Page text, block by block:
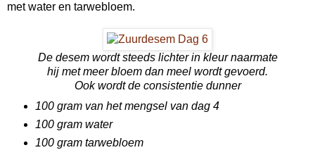
met water en tarwebloem.
De desem wordt steeds lichter in kleur naarmate
hij met meer bloem dan meel wordt gevoerd.
Ook wordt de consistentie dunner
100 gram van het mengsel van dag 4
100 gram water
100 gram tarwebloem